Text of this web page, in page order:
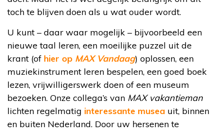
toch te blijven doen als u wat ouder wordt.
U kunt – daar waar mogelijk – bijvoorbeeld een
nieuwe taal leren, een moeilijke puzzel uit de
krant (of hier op MAX Vandaag) oplossen, een
muziekinstrument leren bespelen, een goed boek
lezen, vrijwilligerswerk doen of een museum
bezoeken. Onze collega’s van MAX vakantieman
lichten regelmatig interessante musea uit, binnen
en buiten Nederland. Door uw hersenen te